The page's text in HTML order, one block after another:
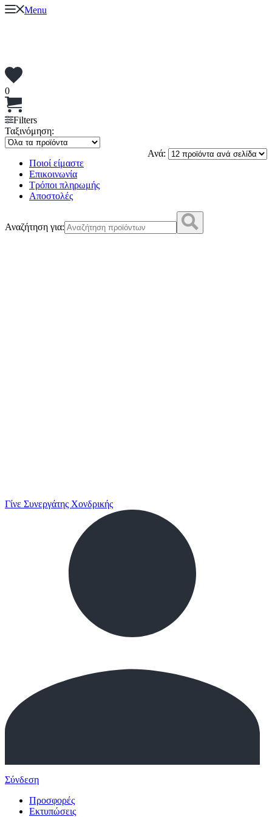
Menu
0
Filters
Ταξινόμηση:
Ανά:
Ποιοί είμαστε
Επικοινωνία
Τρόποι πληρωμής
Αποστολές
Αναζήτηση για:
Γίνε Συνεργάτης Χονδρικής
Σύνδεση
Προσφορές
Εκτυπώσεις